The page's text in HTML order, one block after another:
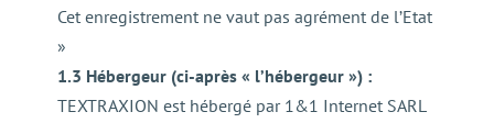
Cet enregistrement ne vaut pas agrément de l’Etat
»
1.3 Hébergeur (ci-après « l’hébergeur ») :
TEXTRAXION est hébergé par 1&1 Internet SARL